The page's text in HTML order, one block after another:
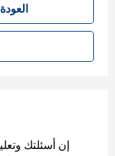
إن أسئلتك